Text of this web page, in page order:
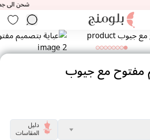
شحن الى جميع
مفتوح مع جيوب
دليل
المقاسات